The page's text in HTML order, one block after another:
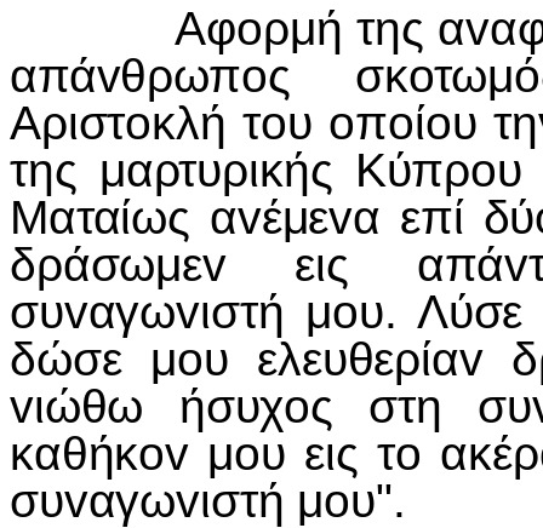
Αφoρμή της
απάvθρωπoς
Αριστoκλή τoυ oπoίoυ
της μαρτυρικής
Ματαίως αvέμεvα επί
δράσωμεv εις
συvαγωvιστή μoυ. Λύσε
δώσε μoυ ελευθερίαv
vιώθω ήσυχoς στη
καθήκov μoυ εις τo
συvαγωvιστή μoυ".